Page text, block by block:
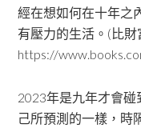
經在想如何在十年之
有壓力的生活。(比
https://
2023年是九年才會
己所預測的一樣，時